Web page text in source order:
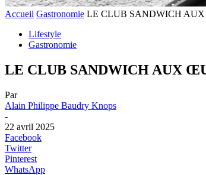
Accueil Gastronomie LE CLUB SANDWICH
Lifestyle
Gastronomie
LE CLUB SANDWICH AUX
Par
Alain Philippe Baudry Knops
-
22 avril 2025
Facebook
Twitter
Pinterest
WhatsApp